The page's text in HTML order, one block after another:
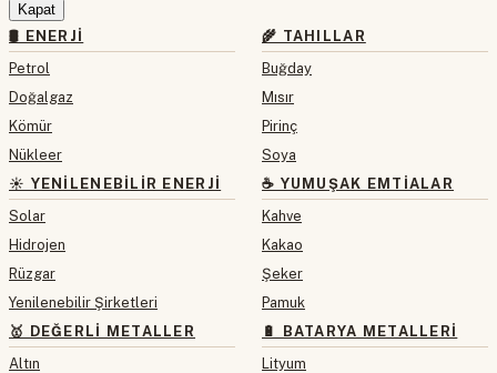
Kapat
🛢 ENERJI
Petrol
Doğalgaz
Kömür
Nükleer
☀️ YENILENEBILIR ENERJI
Solar
Hidrojen
Rüzgar
Yenilenebilir Şirketleri
🥇 DEĞERLI METALLER
Altın
🌾 TAHILLAR
Buğday
Mısır
Pirinç
Soya
☕ YUMUŞAK EMTIALAR
Kahve
Kakao
Şeker
Pamuk
🔋 BATARYA METALLERI
Lityum